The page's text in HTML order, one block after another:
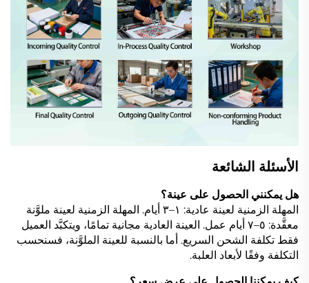
الأسئلة الشائعة
هل يمكنني الحصول على عينة؟
المهلة الزمنية لعينة عادية: ١–٣ أيام. المهلة الزمنية لعينة ملوَّنة
معقَّدة: ٥–٧ أيام عمل. العينة العادية مجانية تمامًا، ويتكبَّد العميل
فقط تكلفة الشحن السريع. أما بالنسبة للعينة الملوَّنة، فسنحسب
التكلفة وفقًا لأبعاد العلبة.